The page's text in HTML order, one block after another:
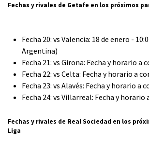
Fechas y rivales de Getafe en los próximos
Fecha 20: vs Valencia: 18 de enero -
Argentina)
Fecha 21: vs Girona: Fecha y horario a
Fecha 22: vs Celta: Fecha y horario a
Fecha 23: vs Alavés: Fecha y horario a
Fecha 24: vs Villarreal: Fecha y
Fechas y rivales de Real Sociedad en los
Liga